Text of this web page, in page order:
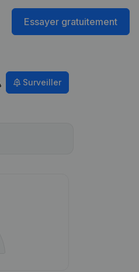
Essayer gratuitement
Surveiller